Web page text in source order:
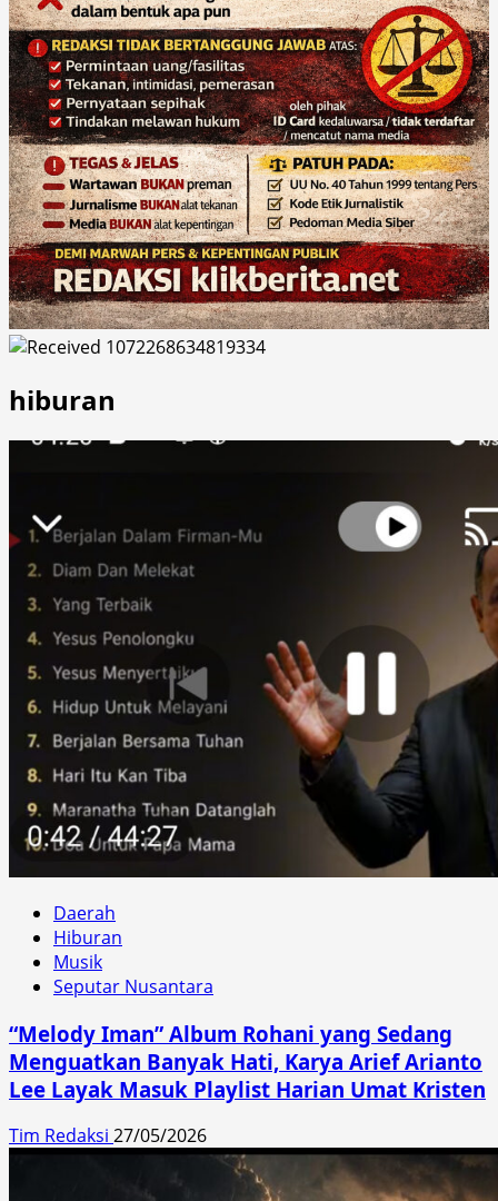
hiburan
Daerah
Hiburan
Musik
Seputar Nusantara
“Melody Iman” Album Rohani yang Sedang
Menguatkan Banyak Hati, Karya Arief Arianto
Lee Layak Masuk Playlist Harian Umat Kristen
Tim Redaksi 27/05/2026